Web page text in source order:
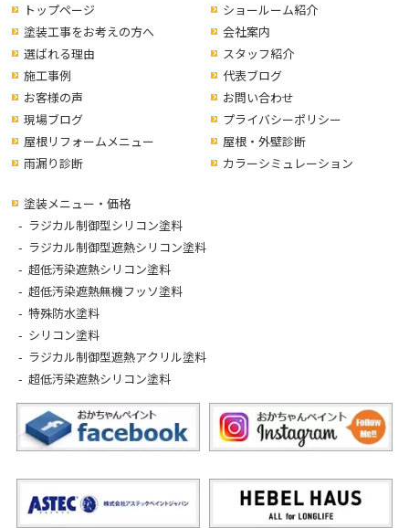
トップページ
塗装工事をお考えの方へ
選ばれる理由
ショールーム紹介
会社案内
スタッフ紹介
施工事例
お客様の声
現場ブログ
代表ブログ
お問い合わせ
プライバシーポリシー
屋根リフォームメニュー
雨漏り診断
屋根・外壁診断
カラーシミュレーション
塗装メニュー・価格
ラジカル制御型シリコン塗料
ラジカル制御型遮熱シリコン塗料
超低汚染遮熱シリコン塗料
超低汚染遮熱無機フッソ塗料
特殊防水塗料
シリコン塗料
ラジカル制御型遮熱アクリル塗料
超低汚染遮熱シリコン塗料